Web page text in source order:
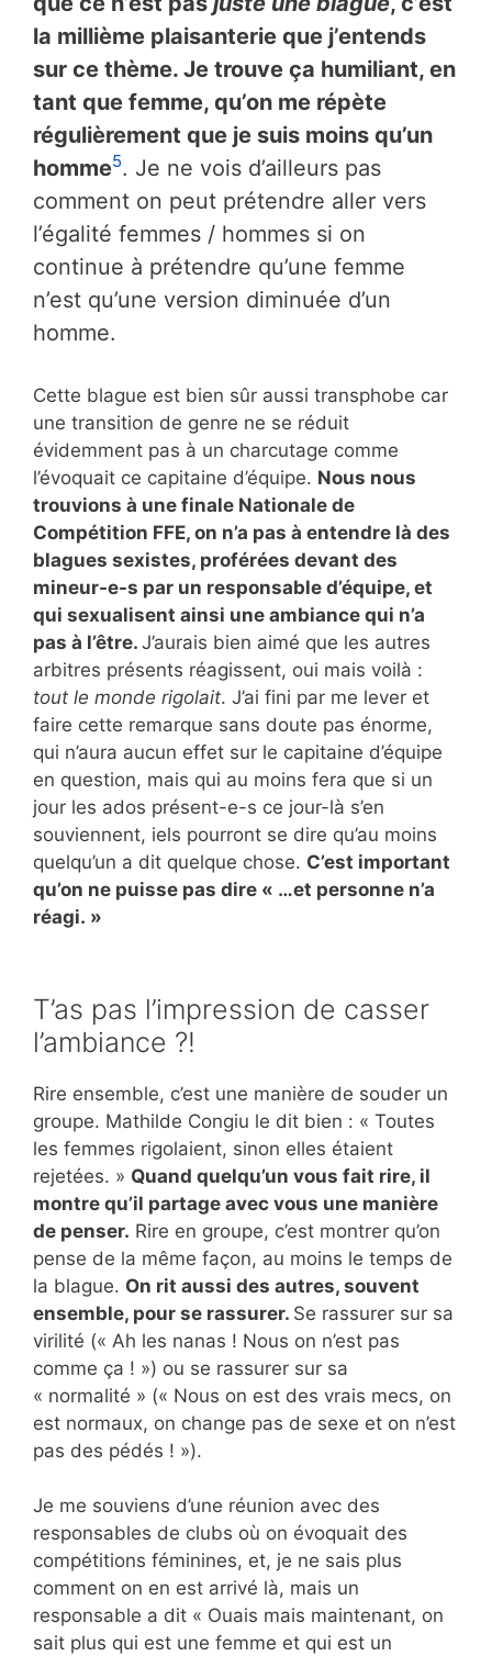
la millième plaisanterie que j’entends
sur ce thème. Je trouve ça humiliant, en
tant que femme, qu’on me répète
régulièrement que je suis moins qu’un
homme5. Je ne vois d’ailleurs pas
comment on peut prétendre aller vers
l’égalité femmes / hommes si on
continue à prétendre qu’une femme
n’est qu’une version diminuée d’un
homme.
Cette blague est bien sûr aussi transphobe car
une transition de genre ne se réduit
évidemment pas à un charcutage comme
l’évoquait ce capitaine d’équipe. Nous nous
trouvions à une finale Nationale de
Compétition FFE, on n’a pas à entendre là des
blagues sexistes, proférées devant des
mineur-e-s par un responsable d’équipe, et
qui sexualisent ainsi une ambiance qui n’a
pas à l’être. J’aurais bien aimé que les autres
arbitres présents réagissent, oui mais voilà :
tout le monde rigolait. J’ai fini par me lever et
faire cette remarque sans doute pas énorme,
qui n’aura aucun effet sur le capitaine d’équipe
en question, mais qui au moins fera que si un
jour les ados présent-e-s ce jour-là s’en
souviennent, iels pourront se dire qu’au moins
quelqu’un a dit quelque chose. C’est important
qu’on ne puisse pas dire « …et personne n’a
réagi. »
T’as pas l’impression de casser
l’ambiance ?!
Rire ensemble, c’est une manière de souder un
groupe. Mathilde Congiu le dit bien : « Toutes
les femmes rigolaient, sinon elles étaient
rejetées. » Quand quelqu’un vous fait rire, il
montre qu’il partage avec vous une manière
de penser. Rire en groupe, c’est montrer qu’on
pense de la même façon, au moins le temps de
la blague. On rit aussi des autres, souvent
ensemble, pour se rassurer. Se rassurer sur sa
virilité (« Ah les nanas ! Nous on n’est pas
comme ça ! ») ou se rassurer sur sa
« normalité » (« Nous on est des vrais mecs, on
est normaux, on change pas de sexe et on n’est
pas des pédés ! »).
Je me souviens d’une réunion avec des
responsables de clubs où on évoquait des
compétitions féminines, et, je ne sais plus
comment on en est arrivé là, mais un
responsable a dit « Ouais mais maintenant, on
sait plus qui est une femme et qui est un